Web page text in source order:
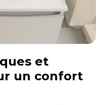
et
un confort